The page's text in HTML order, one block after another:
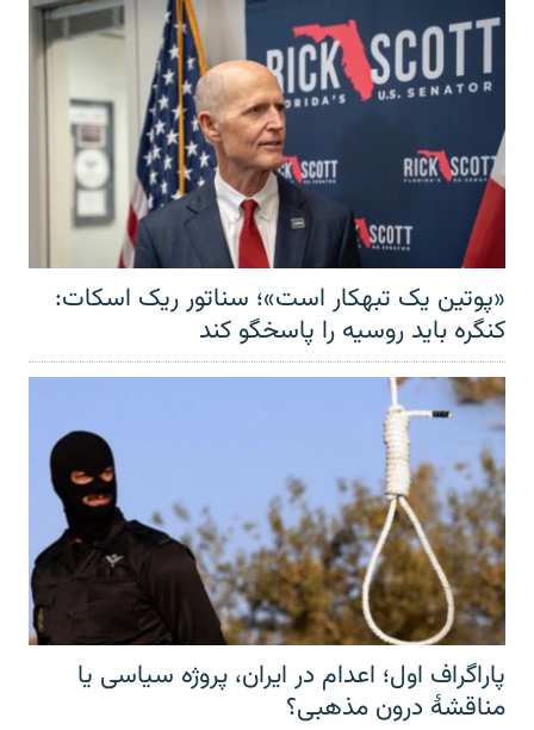
«پوتین یک تبهکار است»؛ سناتور ریک اسکات:
کنگره باید روسیه را پاسخگو کند
پاراگراف اول؛ اعدام در ایران، پروژه سیاسی یا
مناقشهٔ درون مذهبی؟